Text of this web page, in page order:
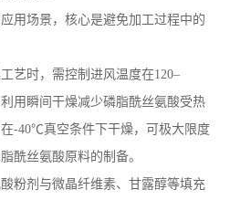
用场景，核心是避免加工过程中的
艺时，需控制进风温度在120–
用瞬间干燥减少磷脂酰丝氨酸受热
-40℃真空条件下干燥，可极大限度
酰丝氨酸原料的制备。
粉剂与微晶纤维素、甘露醇等填充